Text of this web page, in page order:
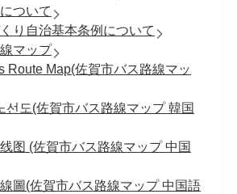
ついて
り自治基本条例について
マップ
Route Map(佐賀市バス路線マッ
선도(佐賀市バス路線マップ 韓国
图 (佐賀市バス路線マップ 中国
圖(佐賀市バス路線マップ 中国語